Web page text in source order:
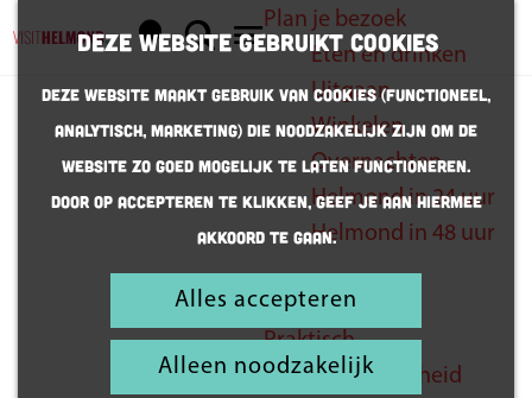
Deze website gebruikt cookies
Deze website maakt gebruik van cookies (Functioneel,
Analytisch, Marketing) die noodzakelijk zijn om de
website zo goed mogelijk te laten functioneren.
Door op accepteren te klikken, geef je aan hiermee
akkoord te gaan.
Alles accepteren
Alleen noodzakelijk
K
a
r
t
Z
e
k
e
n
e
n
u
Plan je bezoek
Eten en drinken
Uitgaan
Winkelen
Overnachten
Helmond in 24 uur
Helmond in 48 uur
Inspiratie
Praktisch
Bereikbaarheid
Feest mee in
Keiestad